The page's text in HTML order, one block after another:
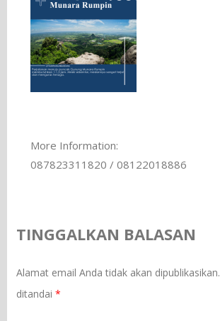
More Information:
087823311820 / 08122018886
TINGGALKAN BALASAN
Alamat email Anda tidak akan dipublikasikan.
ditandai*